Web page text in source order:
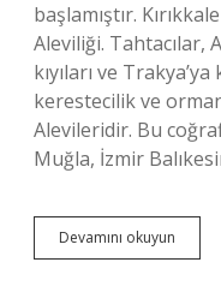
başlamıştır.
Aleviliği. Tahtacılar,
kıyıları ve
kerestecilik ve
Alevileridir. Bu
Muğla, İzmir
Devamını okuyun
Il